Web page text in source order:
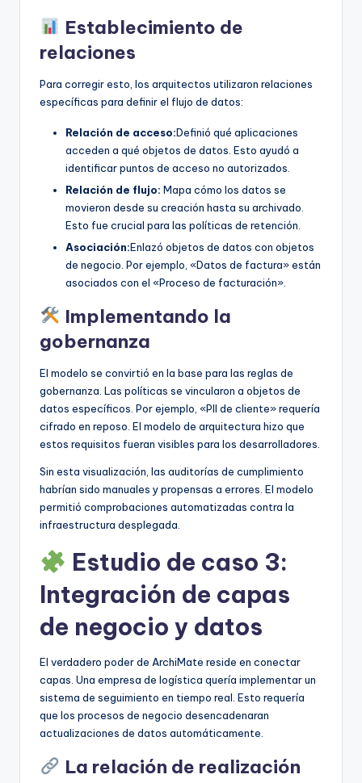
Establecimiento de
relaciones
Para corregir esto, los arquitectos utilizaron relaciones
específicas para definir el flujo de datos:
Relación de acceso:Definió qué aplicaciones
acceden a qué objetos de datos. Esto ayudó a
identificar puntos de acceso no autorizados.
Relación de flujo: Mapa cómo los datos se
movieron desde su creación hasta su archivado.
Esto fue crucial para las políticas de retención.
Asociación:Enlazó objetos de datos con objetos
de negocio. Por ejemplo, «Datos de factura» están
asociados con el «Proceso de facturación».
Implementando la
gobernanza
El modelo se convirtió en la base para las reglas de
gobernanza. Las políticas se vincularon a objetos de
datos específicos. Por ejemplo, «PII de cliente» requería
cifrado en reposo. El modelo de arquitectura hizo que
estos requisitos fueran visibles para los desarrolladores.
Sin esta visualización, las auditorías de cumplimiento
habrían sido manuales y propensas a errores. El modelo
permitió comprobaciones automatizadas contra la
infraestructura desplegada.
Estudio de caso 3:
Integración de capas
de negocio y datos
El verdadero poder de ArchiMate reside en conectar
capas. Una empresa de logística quería implementar un
sistema de seguimiento en tiempo real. Esto requería
que los procesos de negocio desencadenaran
actualizaciones de datos automáticamente.
La relación de realización